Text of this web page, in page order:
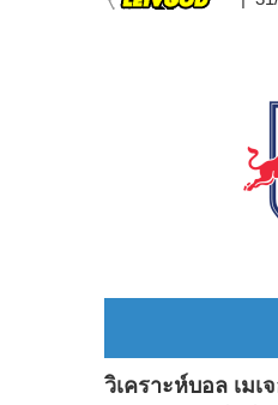
วิเคราะห์บอล เม